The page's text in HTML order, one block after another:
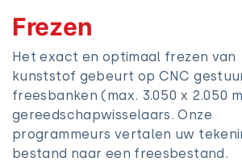
Frezen
Het exact en optimaal frezen van
kunststof gebeurt op CNC
freesbanken (max. 3.050 x 2.050
gereedschapwisselaars. Onze
programmeurs vertalen uw
bestand naar een freesbestand.